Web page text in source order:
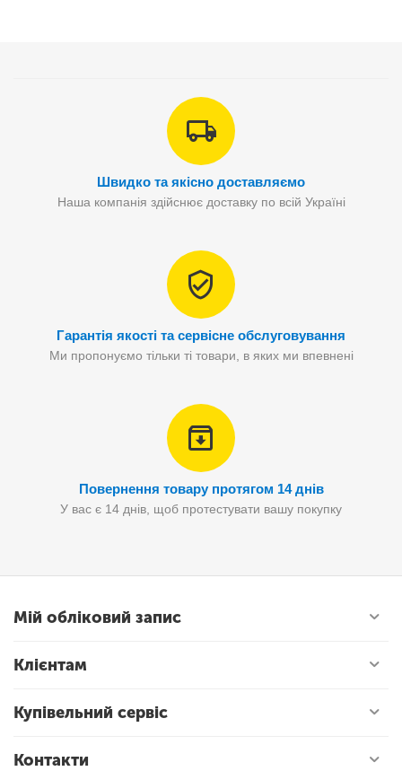
Швидко та якісно доставляємо
Наша компанія здійснює доставку по всій Україні
Гарантія якості та сервісне обслуговування
Ми пропонуємо тільки ті товари, в яких ми впевнені
Повернення товару протягом 14 днів
У вас є 14 днів, щоб протестувати вашу покупку
Мій обліковий запис
Клієнтам
Купівельний сервіс
Контакти